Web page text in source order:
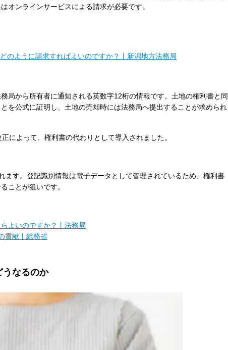
オンラインサービスによる請求が必要です。
のように請求すればよいのですか？丨新潟地方法務局
局から所有者に通知される英数字12桁の情報です。土地の権利書と同
を公式に証明し、土地の売却時には法務局へ提出することが求められ
によって、権利書の代わりとして導入されました。
ます。登記識別情報は電子データとして管理されているため、権利書
ことが狙いです。
よいのですか？丨法務局
貢献丨総務省
うなるのか